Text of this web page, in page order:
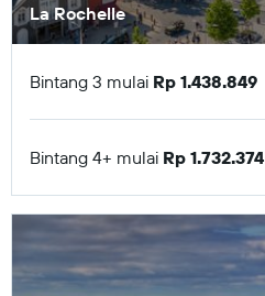
La Rochelle
Bintang 3 mulai Rp 1.438.849
Bintang 4+ mulai Rp 1.732.374